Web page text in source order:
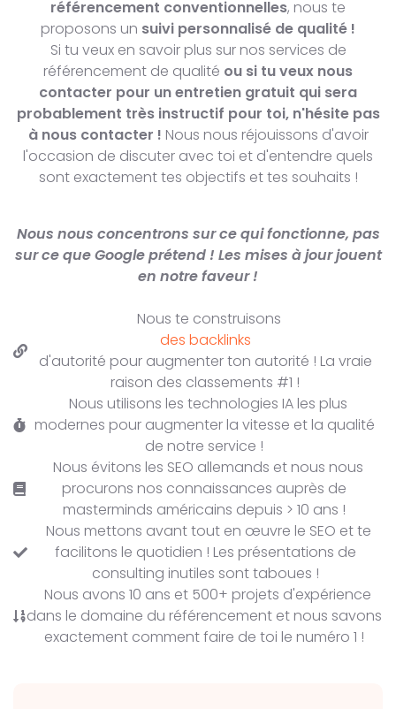
référencement conventionnelles, nous te
proposons un suivi personnalisé de qualité !
Si tu veux en savoir plus sur nos services de
référencement de qualité ou si tu veux nous
contacter pour un entretien gratuit qui sera
probablement très instructif pour toi, n'hésite pas
à nous contacter ! Nous nous réjouissons d'avoir
l'occasion de discuter avec toi et d'entendre quels
sont exactement tes objectifs et tes souhaits !
Nous nous concentrons sur ce qui fonctionne, pas
sur ce que Google prétend ! Les mises à jour jouent
en notre faveur !
Nous te construisons
des backlinks
d'autorité pour augmenter ton autorité ! La vraie
raison des classements #1 !
Nous utilisons les technologies IA les plus
modernes pour augmenter la vitesse et la qualité
de notre service !
Nous évitons les SEO allemands et nous nous
procurons nos connaissances auprès de
masterminds américains depuis > 10 ans !
Nous mettons avant tout en œuvre le SEO et te
facilitons le quotidien ! Les présentations de
consulting inutiles sont taboues !
Nous avons 10 ans et 500+ projets d'expérience
dans le domaine du référencement et nous savons
exactement comment faire de toi le numéro 1 !